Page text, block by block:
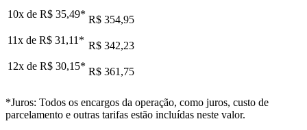
10x de R$ 35,49* R$ 354,95
11x de R$ 31,11 * R$ 342,23
12x de R$ 30,15* R$ 361,75
*Juros: Todos os encargos da operação, como juros, custo de
parcelamento e outras tarifas estão incluídas neste valor.